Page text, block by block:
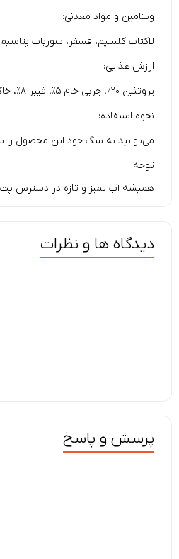
ویتامین و مواد معدنی:
لاکتات کلسیم، فسفر، سوربات
ارزش غذایی:
پروتئین ۲۰٪، چربی خام ۵٪، فیبر ۸٪، خاکستر ۴٪ و رطوبت ۱۶٪.
نحوه استفاده:
می‌توانید به سگ خود این محصول را
توجه:
همیشه آب تمیز و تازه در دسترس پت
دیدگاه ها و نظرات
پرسش و پاسخ